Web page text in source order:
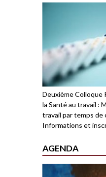
Deuxième Colloque
la Santé au travail :
travail par temps de
Informations et
AGENDA